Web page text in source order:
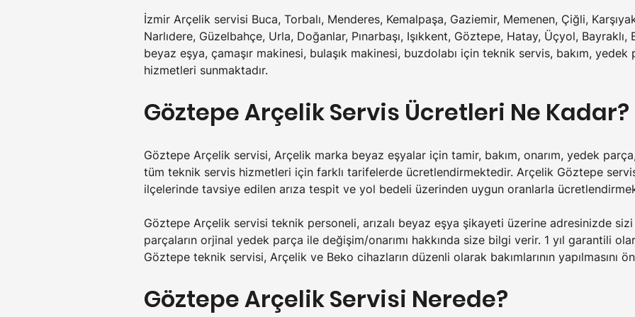
İzmir Arçelik servisi Buca, Torbalı, Menderes, Kemalpaşa, Gaziemir, Memenen, Çiğli,
Narlıdere, Güzelbahçe, Urla, Doğanlar, Pınarbaşı, Işıkkent, Göztepe, Hatay, Üçyol,
beyaz eşya, çamaşır makinesi, bulaşık makinesi, buzdolabı için teknik servis, bakım,
hizmetleri sunmaktadır.
Göztepe Arçelik Servis Ücretleri Ne Kadar?
Göztepe Arçelik servisi, Arçelik marka beyaz eşyalar için tamir, bakım, onarım, yedek
tüm teknik servis hizmetleri için farklı tarifelerde ücretlendirmektedir. Arçelik Göztepe
ilçelerinde tavsiye edilen arıza tespit ve yol bedeli üzerinden uygun oranlarla
Göztepe Arçelik servisi teknik personeli, arızalı beyaz eşya şikayeti üzerine adresinizde
parçaların orjinal yedek parça ile değişim/onarımı hakkında size bilgi verir. 1 yıl garantili
Göztepe teknik servisi, Arçelik ve Beko cihazların düzenli olarak bakımlarının yapılmasını
Göztepe Arçelik Servisi Nerede?